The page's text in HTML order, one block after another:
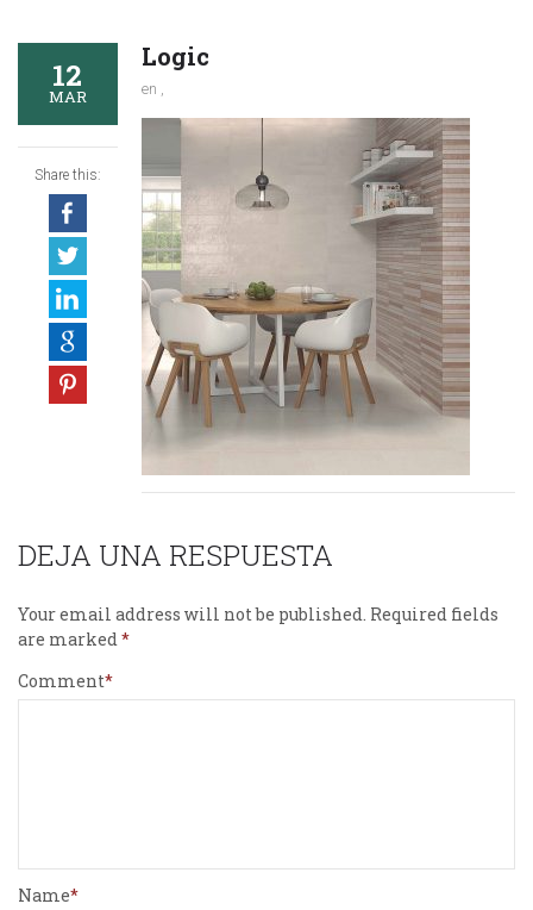
12
MAR
Share this:
Logic
en ,
DEJA UNA RESPUESTA
Your email address will not be published. Required fields
are marked
Comment
Name